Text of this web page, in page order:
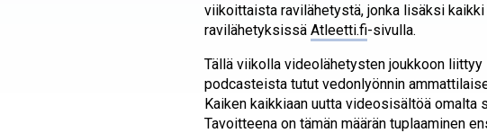
viikoittaista ravilähetystä, jonka lisäksi kaikki
ravilähetyksissäAtleetti.fi-sivulla.
Tällä viikolla videolähetysten joukkoon
podcasteista tutut vedonlyönnin
Kaiken kaikkiaan uutta videosisältöä
Tavoitteena on tämän määrän tuplaaminen